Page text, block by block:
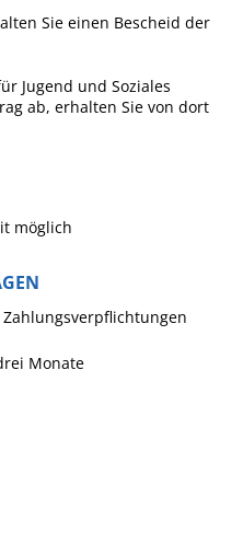
und Schaukästen
Sie einen Bescheid der
Jugend und Soziales
ab, erhalten Sie von dort
möglich
Monate